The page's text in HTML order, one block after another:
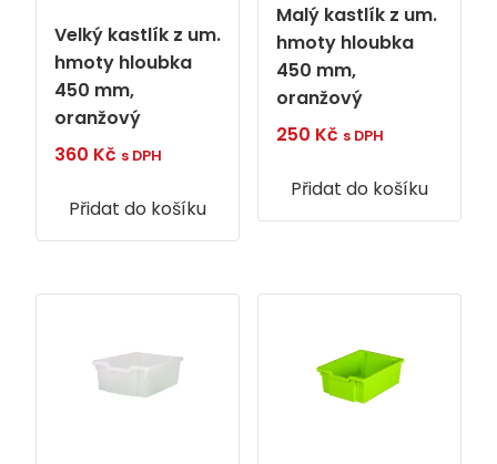
Velký kastlík z um.
hmoty hloubka
450 mm,
oranžový
360 Kč s DPH
Přidat do košíku
Malý kastlík z um.
hmoty hloubka
450 mm,
oranžový
250 Kč s DPH
Přidat do košíku